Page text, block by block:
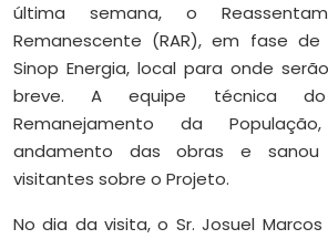
última semana, o
Remanescente (RAR), em fase
Sinop Energia, local para onde
breve. A equipe técnica
Remanejamento da
andamento das obras e
visitantes sobre o Projeto.
No dia da visita, o Sr. Josuel